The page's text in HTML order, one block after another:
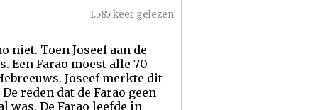
1.585 keer gelezen
niet. Toen Joseef aan de
Een Farao moest alle 70
Joseef merkte dit
reden dat de Farao geen
was. De Farao leefde in